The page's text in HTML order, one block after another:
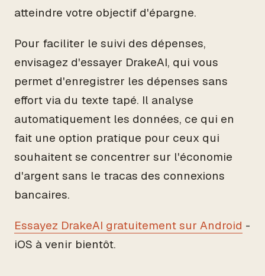
atteindre votre objectif d'épargne.
Pour faciliter le suivi des dépenses,
envisagez d'essayer DrakeAI, qui vous
permet d'enregistrer les dépenses sans
effort via du texte tapé. Il analyse
automatiquement les données, ce qui en
fait une option pratique pour ceux qui
souhaitent se concentrer sur l'économie
d'argent sans le tracas des connexions
bancaires.
Essayez DrakeAI gratuitement sur Android -
iOS à venir bientôt.